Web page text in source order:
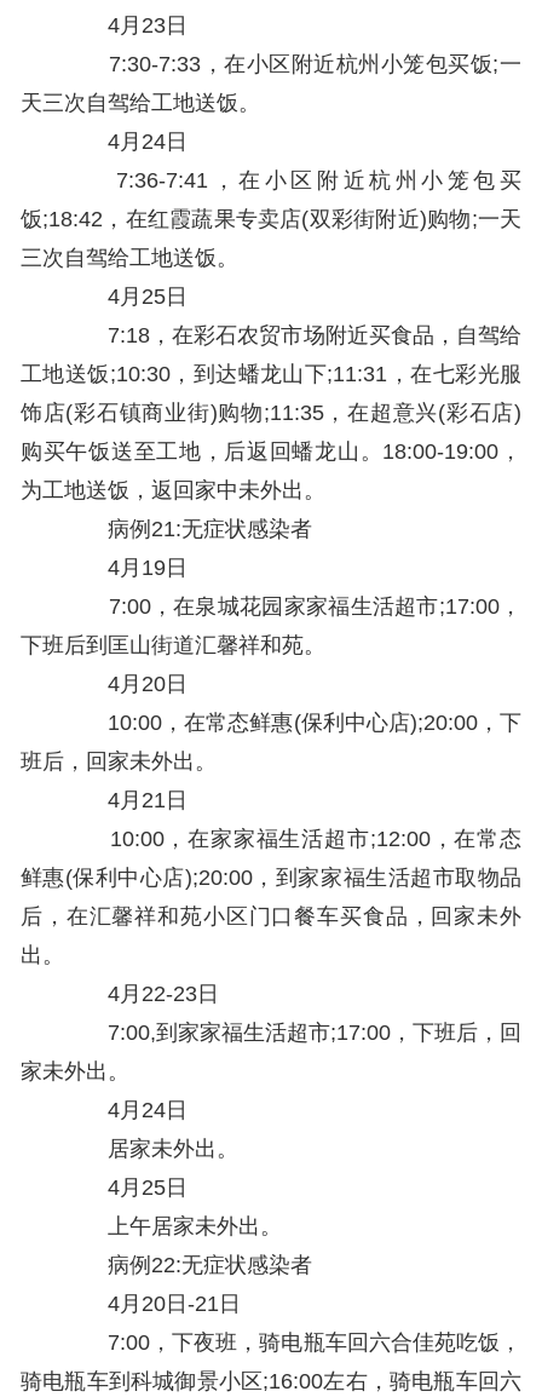
4月23日
7:30-7:33，在小区附近杭州小笼包买饭;一
天三次自驾给工地送饭。
4月24日
7:36-7:41，在小区附近杭州小笼包买
饭;18:42，在红霞蔬果专卖店(双彩街附近)购物;一天
三次自驾给工地送饭。
4月25日
7:18，在彩石农贸市场附近买食品，自驾给
工地送饭;10:30，到达蟠龙山下;11:31，在七彩光服
饰店(彩石镇商业街)购物;11:35，在超意兴(彩石店)
购买午饭送至工地，后返回蟠龙山。18:00-19:00，
为工地送饭，返回家中未外出。
病例21:无症状感染者
4月19日
7:00，在泉城花园家家福生活超市;17:00，
下班后到匡山街道汇馨祥和苑。
4月20日
10:00，在常态鲜惠(保利中心店);20:00，下
班后，回家未外出。
4月21日
10:00，在家家福生活超市;12:00，在常态
鲜惠(保利中心店);20:00，到家家福生活超市取物品
后，在汇馨祥和苑小区门口餐车买食品，回家未外
出。
4月22-23日
7:00,到家家福生活超市;17:00，下班后，回
家未外出。
4月24日
居家未外出。
4月25日
上午居家未外出。
病例22:无症状感染者
4月20日-21日
7:00，下夜班，骑电瓶车回六合佳苑吃饭，
骑电瓶车到科城御景小区;16:00左右，骑电瓶车回六